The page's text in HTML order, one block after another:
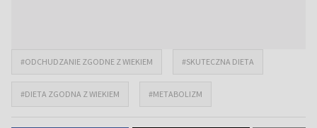
#ODCHUDZANIE ZGODNE Z WIEKIEM #SKUTECZNA DIETA
#DIETA ZGODNA Z WIEKIEM #METABOLIZM